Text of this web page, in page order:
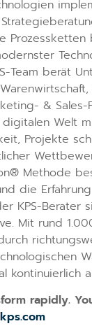
Prozessketten
Team berät
& Sales-
Welt
Projekte
Methode
die
KPS-Berater
Mit rund
kontinuierlich
rapidly.